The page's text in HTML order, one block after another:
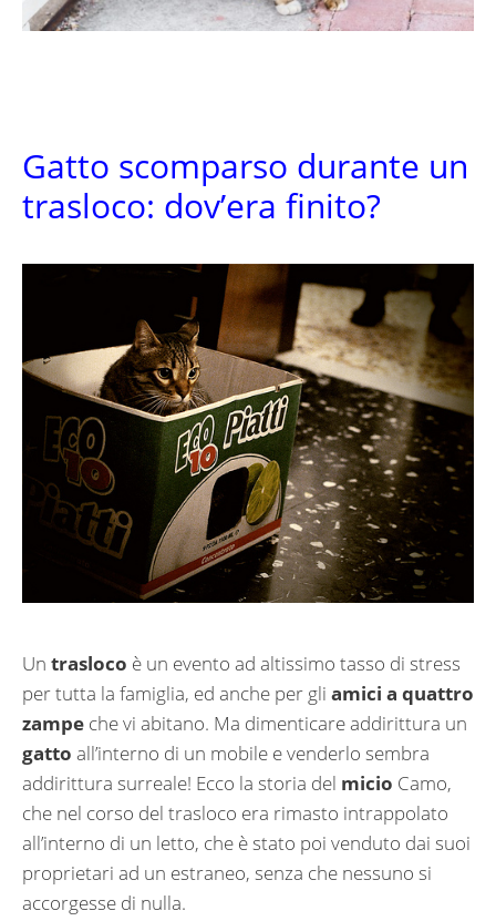
Gatto scomparso durante un
trasloco: dov’era finito?
Un trasloco è un evento ad altissimo tasso di stress
per tutta la famiglia, ed anche per gli amici a quattro
zampe che vi abitano. Ma dimenticare addirittura un
gatto all’interno di un mobile e venderlo sembra
addirittura surreale! Ecco la storia del micio Camo,
che nel corso del trasloco era rimasto intrappolato
all’interno di un letto, che è stato poi venduto dai suoi
proprietari ad un estraneo, senza che nessuno si
accorgesse di nulla.